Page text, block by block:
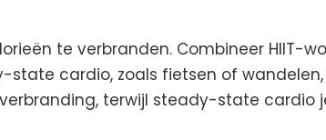
te verbranden. Combineer HIIT-
cardio, zoals fietsen of
terwijl steady-state cardio